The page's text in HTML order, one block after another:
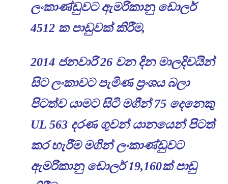
ලංකාණ්ඩුවට ඇමරිකානු ඩොලර්
4512 ක පාඩුවක් කිරීම,
2014 ජනවාරි26 වන දින මාලදිවයින්
සිට ලංකාවට පැමිණ ප්‍රංශය බලා
පිටත්ව යාමට සිටි මගීන්75 දෙනෙකු
UL 563 දරණ ගුවන් යානයෙන් පිටත්
කර හැරීම මගින් ලංකාණ්ඩුවට
ඇමරිකානු ඩොලර්19,160ක් පාඩු